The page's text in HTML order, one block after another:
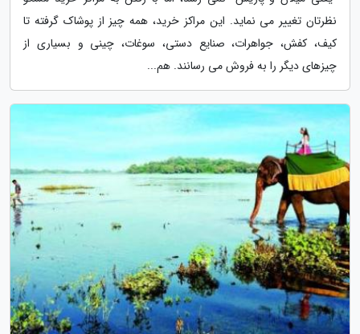
نظرتان تغییر می نماید. این مراکز خرید، همه چیز از پوشاک گرفته تا
کیف، کفش، جواهرات، صنایع دستی، سوغات، چینی و بسیاری از
چیزهای دیگر را به فروش می رسانند. هم...